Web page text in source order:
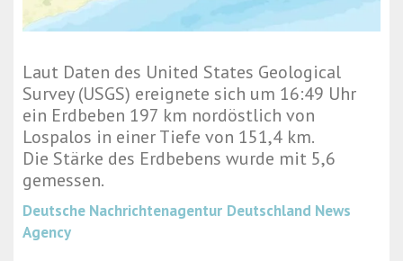
Laut Daten des United States Geological
Survey (USGS) ereignete sich um 16:49 Uhr
ein Erdbeben 197 km nordöstlich von
Lospalos in einer Tiefe von 151,4 km.
Die Stärke des Erdbebens wurde mit 5,6
gemessen.
Deutsche Nachrichtenagentur Deutschland News
Agency